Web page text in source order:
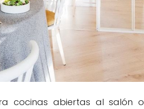
cocinas abiertas al salón o